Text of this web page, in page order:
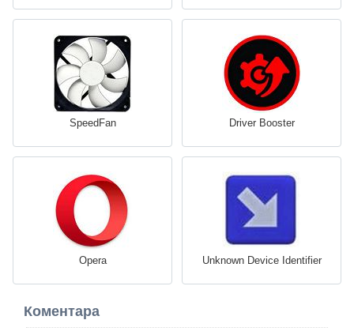
SpeedFan Driver Booster
Opera Unknown Device Identifier
Коментара